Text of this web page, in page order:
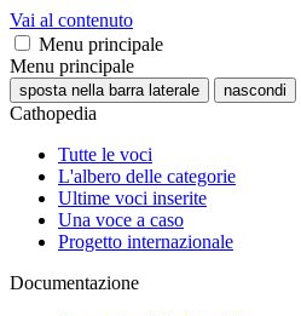
Vai al contenuto
Menu principale
Menu principale
sposta nella barra laterale nascondi
Cathopedia
Tutte le voci
L'albero delle categorie
Ultime voci inserite
Una voce a caso
Progetto internazionale
Documentazione